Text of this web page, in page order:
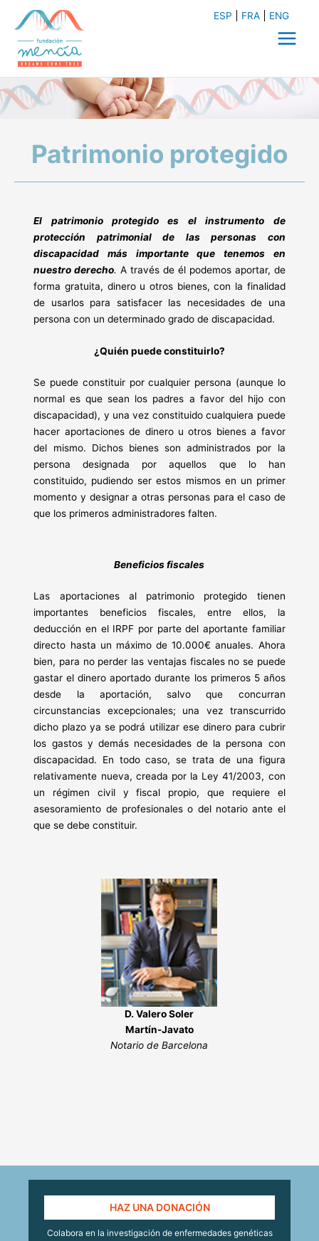
contenido
ESP FRA ENG
Main
Menu
Patrimonio protegido
El patrimonio protegido es el instrumento de
protección patrimonial de las personas con
discapacidad más importante que tenemos en
nuestro derecho.A través de él podemos aportar, de
forma gratuita, dinero u otros bienes, con la finalidad
de usarlos para satisfacer las necesidades de una
persona con un determinado grado de discapacidad.
¿Quién puede constituirlo?
Se puede constituir por cualquier persona (aunque lo
normal es que sean los padres a favor del hijo con
discapacidad), y una vez constituido cualquiera puede
hacer aportaciones de dinero u otros bienes a favor
del mismo. Dichos bienes son administrados por la
persona designada por aquellos que lo han
constituido, pudiendo ser estos mismos en un primer
momento y designar a otras personas para el caso de
que los primeros administradores falten.
Beneficios fiscales
Las aportaciones al patrimonio protegido tienen
importantes beneficios fiscales, entre ellos, la
deducción en el IRPF por parte del aportante familiar
directo hasta un máximo de 10.000€ anuales. Ahora
bien, para no perder las ventajas fiscales no se puede
gastar el dinero aportado durante los primeros 5 años
desde la aportación, salvo que concurran
circunstancias excepcionales; una vez transcurrido
dicho plazo ya se podrá utilizar ese dinero para cubrir
los gastos y demás necesidades de la persona con
discapacidad. En todo caso, se trata de una figura
relativamente nueva, creada por la Ley 41/2003, con
un régimen civil y fiscal propio, que requiere el
asesoramiento de profesionales o del notario ante el
que se debe constituir.
D. Valero Soler
Martín-Javato
Notario de Barcelona
HAZ UNA DONACIÓN
Colabora en la investigación de enfermedades genéticas